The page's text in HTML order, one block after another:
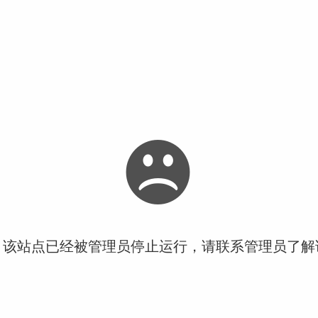
站点已经被管理员停止运行，请联系管理员了